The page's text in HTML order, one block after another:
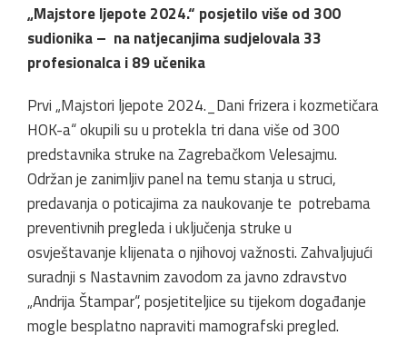
„Majstore ljepote 2024.“ posjetilo više od 300
sudionika – na natjecanjima sudjelovala 33
profesionalca i 89 učenika
Prvi „Majstori ljepote 2024._Dani frizera i kozmetičara
HOK-a“ okupili su u protekla tri dana više od 300
predstavnika struke na Zagrebačkom Velesajmu.
Održan je zanimljiv panel na temu stanja u struci,
predavanja o poticajima za naukovanje te potrebama
preventivnih pregleda i uključenja struke u
osvještavanje klijenata o njihovoj važnosti. Zahvaljujući
suradnji s Nastavnim zavodom za javno zdravstvo
„Andrija Štampar“, posjetiteljice su tijekom događanje
mogle besplatno napraviti mamografski pregled.